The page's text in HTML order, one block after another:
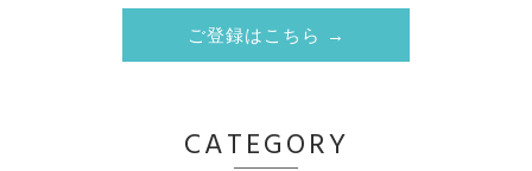
ご登録はこちら →
CATEGORY